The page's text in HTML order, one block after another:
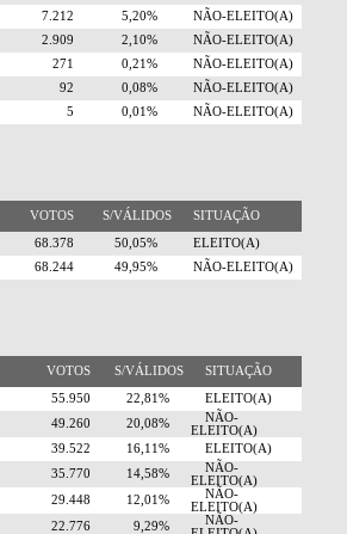
7.212 5,20%
NÃO-ELEITO(A)
2.909 2,10%
NÃO-ELEITO(A)
271 0,21%
NÃO-ELEITO(A)
92 0,08%
NÃO-ELEITO(A)
5 0,01% NÃO-ELEITO(A)
VOTOS S/VÁLIDOS SITUAÇÃO
68.378 50,05%
ELEITO(A)
68.244 49,95% NÃO-ELEITO(A)
VOTOS S/VÁLIDOS SITUAÇÃO
55.950 22,81%
ELEITO(A)
49.260 20,08%
NÃO-
ELEITO(A)
39.522 16,11%
ELEITO(A)
35.770 14,58%
NÃO-
ELEITO(A)
29.448 12,01%
NÃO-
ELEITO(A)
22.776 9,29%
NÃO-